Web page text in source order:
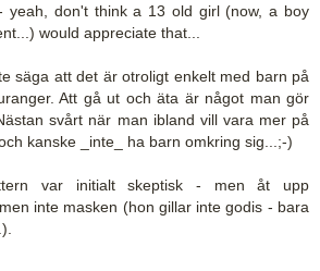
yeah, don't think a 13 old girl (now, a boy
would appreciate that...
säga att det är otroligt enkelt med barn på
Att gå ut och äta är något man gör
svårt när man ibland vill vara mer på
kanske _inte_ ha barn omkring sig...;-)
var initialt skeptisk - men åt upp
inte masken (hon gillar inte godis - bara